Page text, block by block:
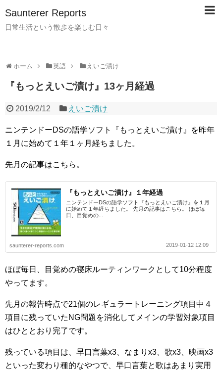
Saunterer Reports
日常生活という散歩を楽しむ日々
ホーム 英語 えいご漬け
『もっとえいご漬け』13ヶ月経過
2019/2/12 えいご漬け
ニンテンドーDSの語学ソフト『もっとえいご漬け』を昨年
１月に始めて１年１ヶ月経ちました。
先月の記事はこちら。
『もっとえいご漬け』１年経過
ニンテンドーDSの語学ソフト『もっとえいご漬け』を１月
に始めて１年経ちました。 先月の記事はこちら。 ほぼ毎
日、目覚めの...
saunterer-reports.com 2019-01-12 12:09
ほぼ毎日、目覚めの寝床ルーティンワークとして10分程度
やってます。
先月の報告時点で21個のレギュラートレーニング項目中４
項目に残っていたNG問題を消化してメインの学習対象項目
はひととおり完了です。
残っている項目は、早口言葉x3、なまりx3、歌x3、映画x3
といった変わり種的なやつで、早口言葉と歌はあまり実用